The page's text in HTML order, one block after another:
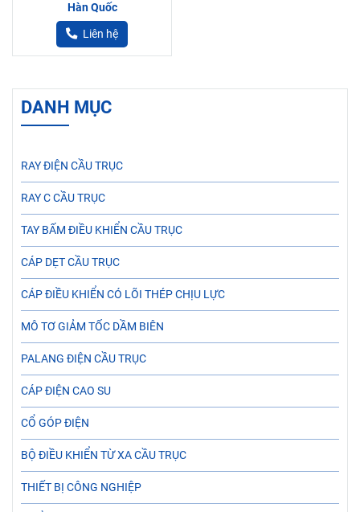
Hàn Quốc
Liên hệ
DANH MỤC
RAY ĐIỆN CẦU TRỤC
RAY C CẦU TRỤC
TAY BẤM ĐIỀU KHIỂN CẦU TRỤC
CÁP DẸT CẦU TRỤC
CÁP ĐIỀU KHIỂN CÓ LÕI THÉP CHỊU LỰC
MÔ TƠ GIẢM TỐC DẦM BIÊN
PALANG ĐIỆN CẦU TRỤC
CÁP ĐIỆN CAO SU
CỔ GÓP ĐIỆN
BỘ ĐIỀU KHIỂN TỪ XA CẦU TRỤC
THIẾT BỊ CÔNG NGHIỆP